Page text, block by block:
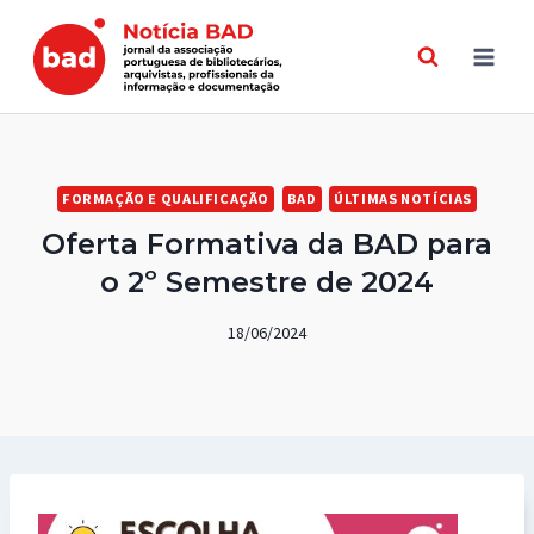
content
FORMAÇÃO E QUALIFICAÇÃO BAD ÚLTIMAS NOTÍCIAS
Oferta Formativa da BAD para
o 2º Semestre de 2024
18/06/2024